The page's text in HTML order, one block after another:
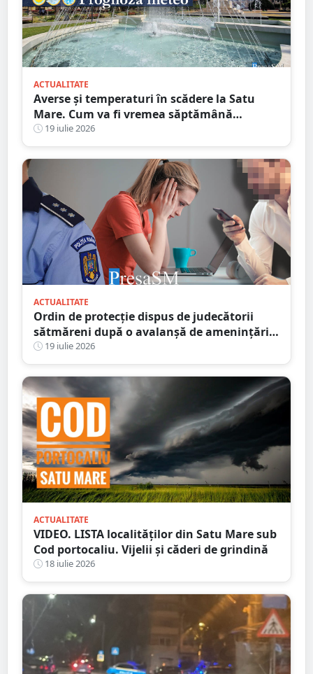
ACTUALITATE
Averse și temperaturi în scădere la Satu
Mare. Cum va fi vremea săptămână
următoare
19 iulie 2026
ACTUALITATE
Ordin de protecție dispus de judecătorii
sătmăreni după o avalanșă de amenințări
online. Răzbunarea unui fiu pe amanta
tatălui infidel
19 iulie 2026
ACTUALITATE
VIDEO. LISTA localităților din Satu Mare sub
Cod portocaliu. Vijelii și căderi de grindină
18 iulie 2026